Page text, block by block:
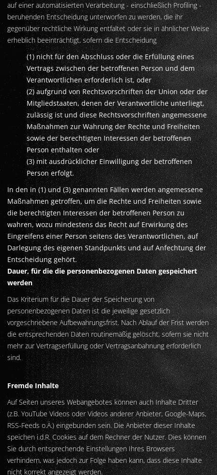
auf einer automatisierten Verarbeitung - einschließlich Profiling -
beruhenden Entscheidung unterworfen zu werden, die ihr
gegenüber rechtliche Wirkung entfaltet oder sie in ähnlicher Weise
erheblich beeinträchtigt, sofern die Entscheidung
(1) nicht für den Abschluss oder die Erfüllung eines
Vertrags zwischen der betroffenen Person und dem
Verantwortlichen erforderlich ist, oder
(2) aufgrund von Rechtsvorschriften der Union oder der
Mitgliedstaaten, denen der Verantwortliche unterliegt,
zulässig ist und diese Rechtsvorschriften angemessene
Maßnahmen zur Wahrung der Rechte und Freiheiten
sowie der berechtigten Interessen der betroffenen
Person enthalten oder
(3) mit ausdrücklicher Einwilligung der betroffenen
Person erfolgt.
In den in (1) und (3) genannten Fällen werden angemessene
Maßnahmen getroffen, um die Rechte und Freiheiten sowie
die berechtigten Interessen der betroffenen Person zu
wahren, wozu mindestens das Recht auf Erwirkung des
Eingreifens einer Person seitens des Verantwortlichen, auf
Darlegung des eigenen Standpunkts und auf Anfechtung der
Entscheidung gehört.
Dauer, für die die personenbezogenen Daten gespeichert
werden
Das Kriterium für die Dauer der Speicherung von
personenbezogenen Daten ist die jeweilige gesetzlich
vorgeschriebene Aufbewahrungsfrist. Nach Ablauf der Frist werden
die entsprechenden Daten routinemäßig gelöscht, sofern sie nicht
mehr zur Vertragserfüllung oder Vertragsanbahnung erforderlich
sind.
Fremde Inhalte
Auf Seiten unseres Webangebotes können auch Inhalte Dritter
(z.B. YouTube Videos oder Videos anderer Anbieter, Google-Maps,
RSS-Feeds o.Ä.) eingebunden sein. Die Anbieter dieser Inhalte
speichen i.d.R. Cookies auf dem Rechner der Nutzer. Dies können
Sie durch entsprechende Einstellungen Ihres Browsers
verhindern, was jedoch zur Folge haben kann, dass diese Inhalte
nicht korrekt angezeigt werden.